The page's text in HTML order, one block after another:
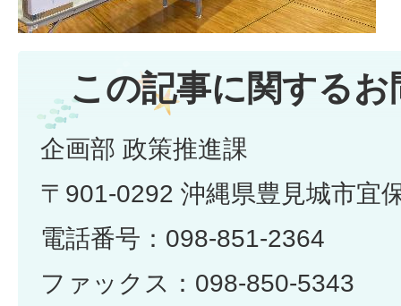
この記事に関する
企画部 政策推進課
〒901-0292 沖縄県豊見城市宜
電話番号：098-851-2364
ファックス：098-850-5343